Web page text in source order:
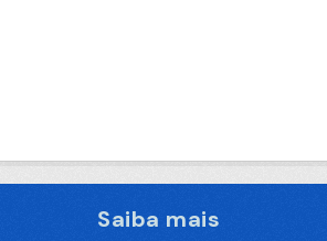
Saiba mais